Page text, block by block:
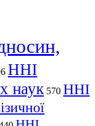
ННІ
наук 570 ННІ